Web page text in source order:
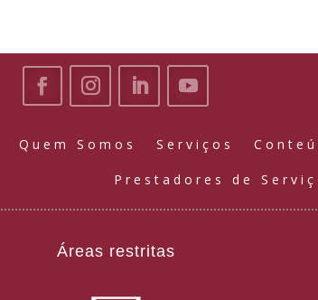
Quem Somos Serviços
Prestadores de
Áreas restritas